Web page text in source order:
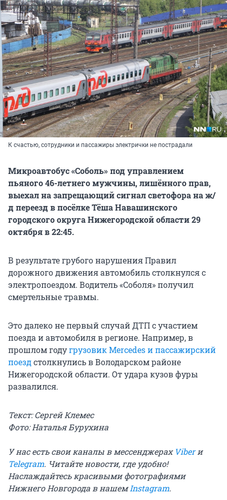
К счастью, сотрудники и пассажиры электрички не пострадали
Микроавтобус «Соболь» под управлением
пьяного 46-летнего мужчины, лишённого прав,
выехал на запрещающий сигнал светофора на ж/
д переезд в посёлке Тёша Навашинского
городского округа Нижегородской области 29
октября в 22:45.
В результате грубого нарушения Правил
дорожного движения автомобиль столкнулся с
электропоездом. Водитель «Соболя» получил
смертельные травмы.
Это далеко не первый случай ДТП с участием
поезда и автомобиля в регионе. Например, в
прошлом годугрузовик Mercedes и пассажирский
поездстолкнулись в Володарском районе
Нижегородской области. От удара кузов фуры
развалился.
Текст: Сергей Клемес
Фото: Наталья Бурухина
У нас есть свои каналы в мессенджерах Viberи
Telegram. Читайте новости, где удобно!
Наслаждайтесь красивыми фотографиями
Нижнего Новгорода в нашемInstagram.